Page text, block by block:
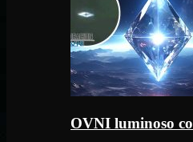
OVNI luminoso